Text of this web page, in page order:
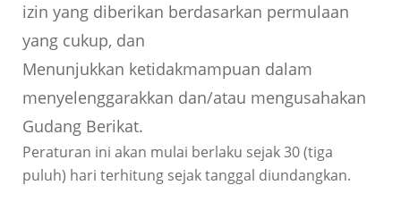
izin yang diberikan berdasarkan permulaan
yang cukup, dan
Menunjukkan ketidakmampuan dalam
menyelenggarakkan dan/atau mengusahakan
Gudang Berikat.
Peraturan ini akan mulai berlaku sejak 30 (tiga
puluh) hari terhitung sejak tanggal diundangkan.